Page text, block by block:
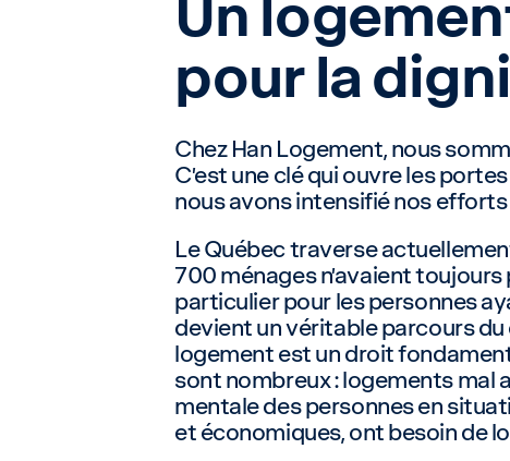
Un
pour la
Chez Han Logement, nous
C’est une clé qui ouvre les
nous avons intensifié nos
Le Québec traverse
700 ménages n’avaient
particulier pour les personnes
devient un véritable parcours
logement est un droit
sont nombreux : logements mal
mentale des personnes en
et économiques, ont besoin de